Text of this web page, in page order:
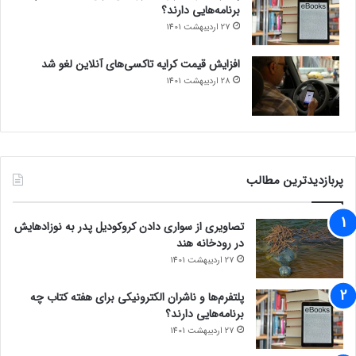
استخدام برای فناوری متاورس – مدیر ارشد محصول، توسعه می
دهد. این شرکت نشان داده است که مدیر محصول نیاز دارد که ارائه
خدمات متاورس مبتنی بر ابر در بخش فناوری بازی را در اختیار داشته
باشد.
مجله خبری lastech
رپورتاژ آگهی
برنامه‌هایی دارند؟
27 اردیبهشت 1401
افزایش قیمت کرایه تاکسی‌های آنلاین لغو شد
28 اردیبهشت 1401
پربازدیدترین مطالب
تصاویری از سواری دادن کروکودیل پدر به نوزادهایش
در رودخانه هند
27 اردیبهشت 1401
پلتفرم‌ها و ناشران الکترونیکی برای هفته کتاب چه
برنامه‌هایی دارند؟
27 اردیبهشت 1401